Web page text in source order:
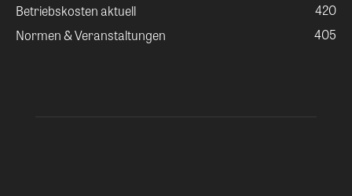
Betriebskosten aktuell
420
Normen & Veranstaltungen
405